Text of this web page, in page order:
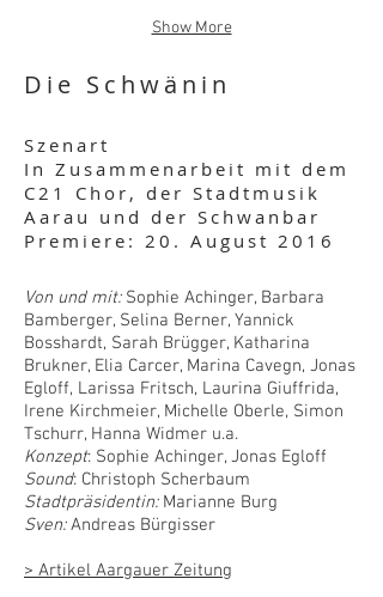
Show More
Die Schwänin
Szenart
In Zusammenarbeit mit dem
C21 Chor, der Stadtmusik
Aarau und der Schwanbar
Premiere: 20. August 2016
Von und mit: Sophie Achinger, Barbara
Bamberger, Selina Berner, Yannick
Bosshardt, Sarah Brügger, Katharina
Brukner, Elia Carcer, Marina Cavegn, Jonas
Egloff, Larissa Fritsch, Laurina Giuffrida,
Irene Kirchmeier, Michelle Oberle, Simon
Tschurr, Hanna Widmer u.a.
Konzept: Sophie Achinger, Jonas Egloff
Sound: Christoph Scherbaum
Stadtpräsidentin: Marianne Burg
Sven:Andreas Bürgisser
> Artikel Aargauer Zeitung